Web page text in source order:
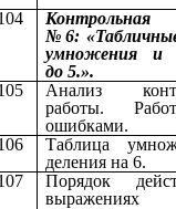
Контрольная
№6:
умножения и
до 5.».
Анализ
работы.
ошибками.
Таблица
деления на 6.
Порядок